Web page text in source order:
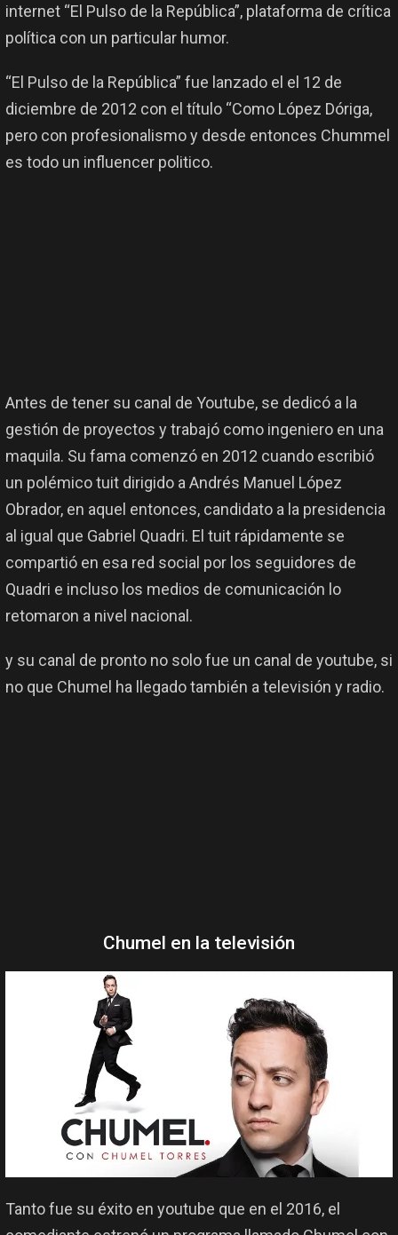
internet “El Pulso de la República”, plataforma de crítica
política con un particular humor.​
“El Pulso de la República” fue lanzado el el 12 de
diciembre de 2012 con el título “Como López Dóriga,
pero con profesionalismo y desde entonces Chummel
es todo un influencer politico.
Antes de tener su canal de Youtube, se dedicó a la
gestión de proyectos y trabajó como ingeniero en una
maquila. Su fama comenzó en 2012 cuando escribió
un polémico tuit dirigido a Andrés Manuel López
Obrador, en aquel entonces, candidato a la presidencia
al igual que Gabriel Quadri. El tuit rápidamente se
compartió en esa red social por los seguidores de
Quadri e incluso los medios de comunicación lo
retomaron a nivel nacional.
y su canal de pronto no solo fue un canal de youtube, si
no que Chumel ha llegado también a televisión y radio.
Chumel en la televisión
Tanto fue su éxito en youtube que en el 2016, el